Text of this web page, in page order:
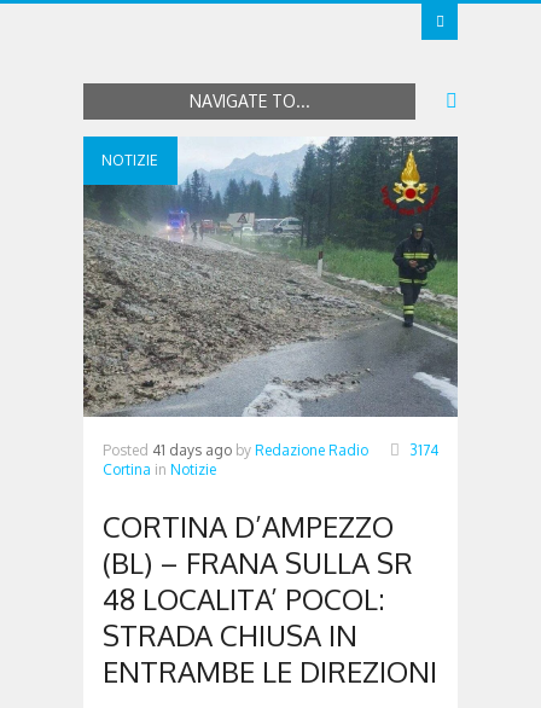
NAVIGATE TO...
NOTIZIE
Posted 41 days ago by Redazione Radio
Cortina in Notizie
3174
CORTINA D’AMPEZZO
(BL) – FRANA SULLA SR
48 LOCALITA’ POCOL:
STRADA CHIUSA IN
ENTRAMBE LE DIREZIONI